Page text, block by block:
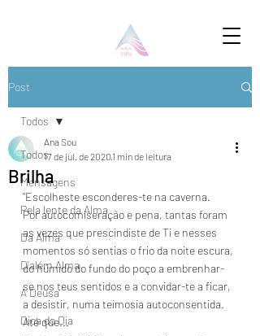
Post
Todos
Mensagens
Pela lente da Alma
Da Alma
D'além Alma
A Deusa
Dica do Dia
Todos
Brilha
Ana Sou
17 de jul. de 2020 1 min de leitura
"Escolheste esconderes-te na caverna.
Por autocomiseração e pena, tantas foram
as vezes que prescindiste de Ti e nesses
momentos só sentias o frio da noite escura,
do húmido do fundo do poço a embrenhar-
se nos teus sentidos e a convidar-te a ficar,
a desistir, numa teimosia autoconsentida.
Até que...